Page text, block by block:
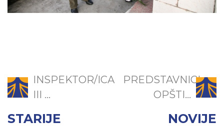
INSPEKTOR/ICA
III ...
STARIJE
PREDSTAVNICI
OPŠTI...
NOVIJE